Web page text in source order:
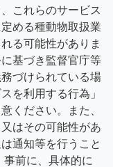
これらのサービス
める種動物取扱業
る可能性がありま
基づき監督官庁等
づけられている場
を利用する行為」
ください。また、
はその可能性があ
通知等を行うこと
前に、具体的に